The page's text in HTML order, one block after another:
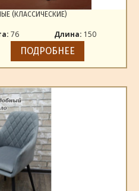
(КЛАССИЧЕСКИЕ)
76 Длина: 150
ПОДРОБНЕЕ